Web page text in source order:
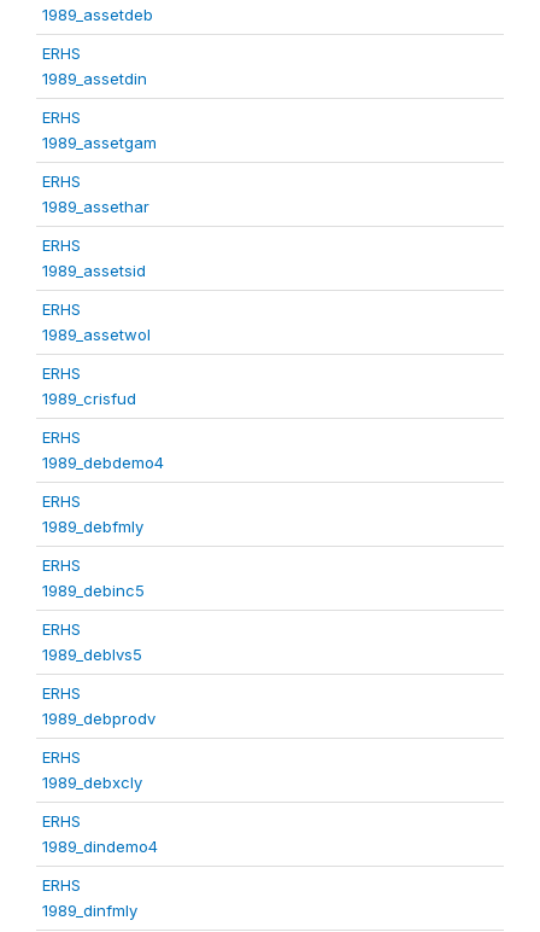
1989_assetdeb
ERHS
1989_assetdin
ERHS
1989_assetgam
ERHS
1989_assethar
ERHS
1989_assetsid
ERHS
1989_assetwol
ERHS
1989_crisfud
ERHS
1989_debdemo4
ERHS
1989_debfmly
ERHS
1989_debinc5
ERHS
1989_deblvs5
ERHS
1989_debprodv
ERHS
1989_debxcly
ERHS
1989_dindemo4
ERHS
1989_dinfmly